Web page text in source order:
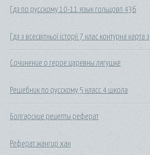
Гдз по русскому 10-11 язык гольцовп 436
Гдз з всесвітньої історії 7 клас контурна карта з
Сочинение о герое царевны лягушке
Решебник по русскому 5 класс 4 школа
Болгарские рецепты реферат
Реферат жангир хан